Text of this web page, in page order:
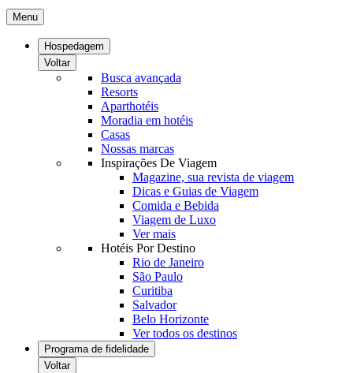
Menu
Hospedagem
Voltar
Busca avançada
Resorts
Aparthotéis
Moradia em hotéis
Casas
Nossas marcas
Inspirações De Viagem
Magazine, sua revista de viagem
Dicas e Guias de Viagem
Comida e Bebida
Viagem de Luxo
Ver mais
Hotéis Por Destino
Rio de Janeiro
São Paulo
Curitiba
Salvador
Belo Horizonte
Ver todos os destinos
Programa de fidelidade
Voltar